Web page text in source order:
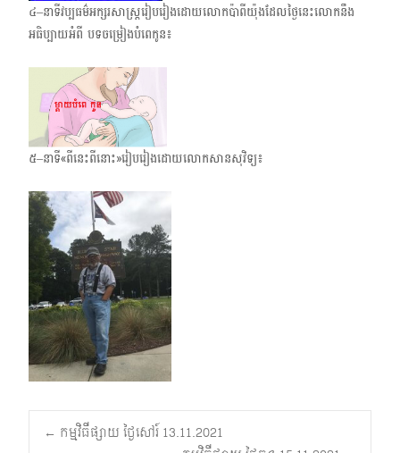
៤–នាទីវប្បធម៌អក្សរសាស្ត្ររៀបរៀងដោយលោកប៉ាពីយ៉ុងដែលថ្ងៃនេះលោកនឹង
អធិប្បាយអំពី បទចម្រៀងបំពេកូន៖
៥–នាទី«ពីនេះពីនោះ»រៀបរៀងដោយលោកសានសុវិទ្យ៖
← កម្មវិធីផ្សាយ ថ្ងៃសៅរ៍ 13.11.2021